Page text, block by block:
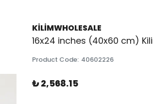
KİLİMWHOLESALE
16x24 inches (40x60 cm)
Product Code: 40602226
₺ 2,568.15